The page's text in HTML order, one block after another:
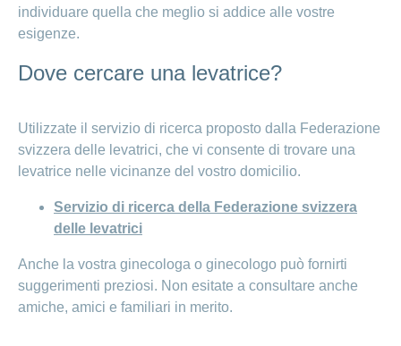
individuare quella che meglio si addice alle vostre
esigenze.
Dove cercare una levatrice?
Utilizzate il servizio di ricerca proposto dalla Federazione
svizzera delle levatrici, che vi consente di trovare una
levatrice nelle vicinanze del vostro domicilio.
Servizio di ricerca della Federazione svizzera
delle levatrici
Anche la vostra ginecologa o ginecologo può fornirti
suggerimenti preziosi. Non esitate a consultare anche
amiche, amici e familiari in merito.